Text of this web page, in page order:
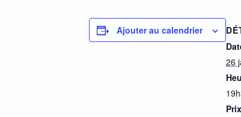
Ajouter au calendrier
26